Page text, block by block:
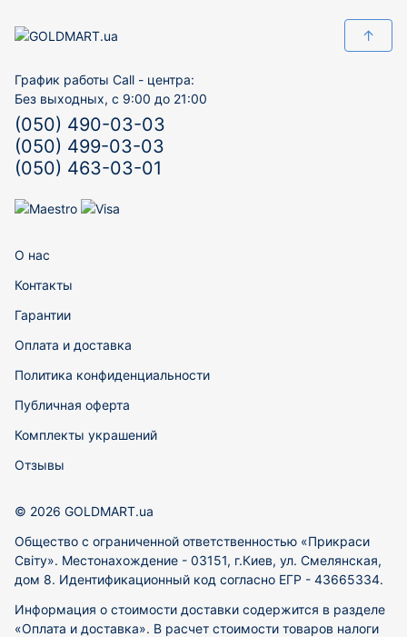
↑
График работы Call - центра:
Без выходных, с 9:00 до 21:00
(050) 490-03-03
(050) 499-03-03
(050) 463-03-01
О нас
Контакты
Гарантии
Оплата и доставка
Политика конфиденциальности
Публичная оферта
Комплекты украшений
Отзывы
© 2026 GOLDMART.ua
Общество с ограниченной ответственностью «Прикраси
Світу». Местонахождение - 03151, г.Киев, ул. Смелянская,
дом 8. Идентификационный код согласно ЕГР - 43665334.
Информация о стоимости доставки содержится в разделе
«Оплата и доставка». В расчет стоимости товаров налоги